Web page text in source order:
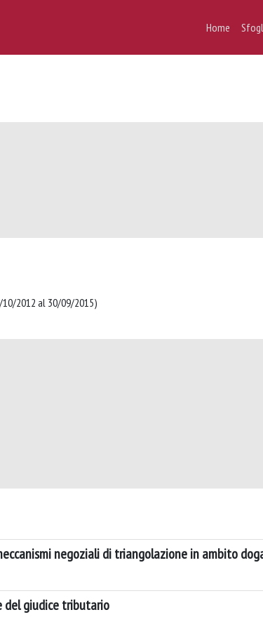
Home
10/2012 al 30/09/2015)
negoziali di triangolazione in ambito
del giudice tributario